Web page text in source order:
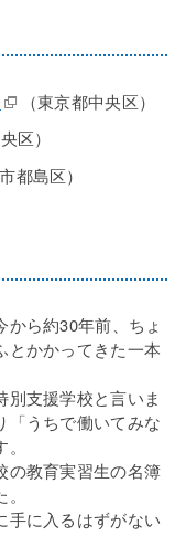
（東京都中央区）
区）
都島区）
ら約30年前、ちょ
とかかってきた一本
別支援学校と言いま
「うちで働いてみな
の教育実習生の名簿
手に入るはずがない